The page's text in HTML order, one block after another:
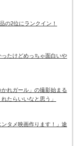
の2位にランクイン！
たけどめっちゃ面白いや
かれガール」の撮影始まる
たらいいなと思う」
タメ映画作ります！」途